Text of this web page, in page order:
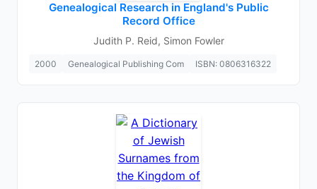
Genealogical Research in England's Public
Record Office
Judith P. Reid, Simon Fowler
2000 Genealogical Publishing Com ISBN: 0806316322